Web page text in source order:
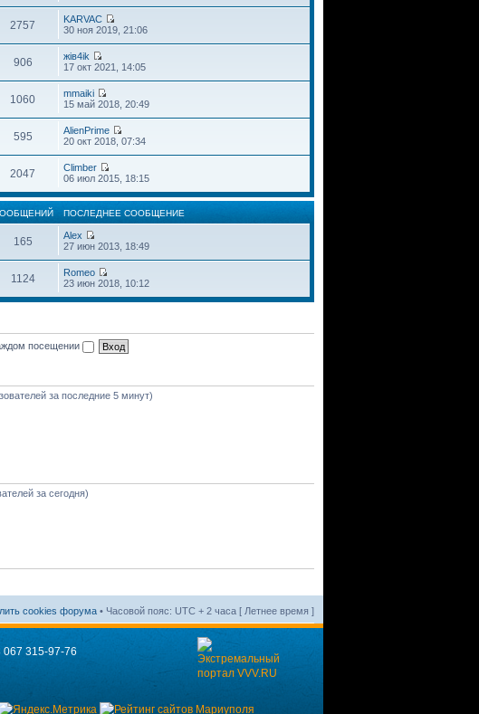
2757
KARVAC
30 ноя 2019, 21:06
906
жiв4ik
17 окт 2021, 14:05
1060
mmaiki
15 май 2018, 20:49
595
AlienPrime
20 окт 2018, 07:34
2047
Climber
06 июл 2015, 18:15
ПОСЛЕДНЕЕ СООБЩЕНИЕ
165
Alex
27 июн 2013, 18:49
1124
Romeo
23 июн 2018, 10:12
посещении
за последние 5 минут)
за сегодня)
cookies форума • Часовой пояс: UTC + 2 часа [ Летнее время ]
067 315-97-76